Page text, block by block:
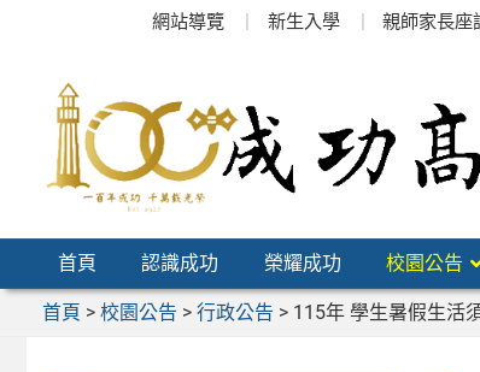
網站導覽 新生入學 親師家長座
首頁 認識成功 榮耀成功 校園公告
首頁 > 校園公告 > 行政公告 > 115年 學生暑假生活